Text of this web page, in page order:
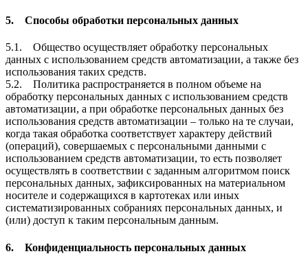
5. Способы обработки персональных данных
5.1. Общество осуществляет обработку персональных
данных с использованием средств автоматизации, а также без
использования таких средств.
5.2. Политика распространяется в полном объеме на
обработку персональных данных с использованием средств
автоматизации, а при обработке персональных данных без
использования средств автоматизации – только на те случаи,
когда такая обработка соответствует характеру действий
(операций), совершаемых с персональными данными с
использованием средств автоматизации, то есть позволяет
осуществлять в соответствии с заданным алгоритмом поиск
персональных данных, зафиксированных на материальном
носителе и содержащихся в картотеках или иных
систематизированных собраниях персональных данных, и
(или) доступ к таким персональным данным.
6. Конфиденциальность персональных данных